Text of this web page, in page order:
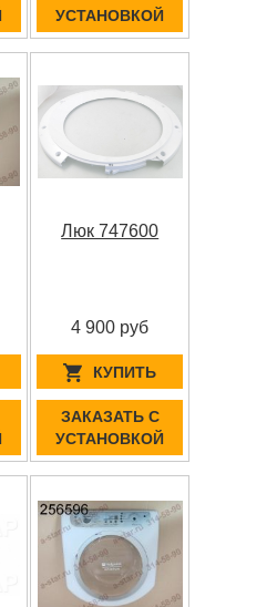
УСТАНОВКОЙ
Люк 747600
4 900 руб
КУПИТЬ
ЗАКАЗАТЬ С
УСТАНОВКОЙ